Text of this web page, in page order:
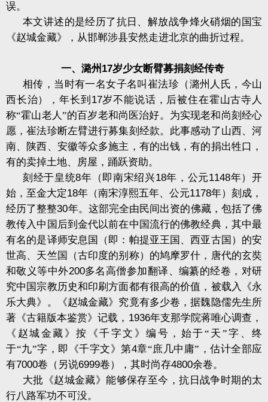
误。
本文讲述的是经历了抗日、解放战争烽火硝烟的国宝
《赵城金藏》，从邯郸涉县安然走进北京的曲折过程。
一、潞州 17岁少女断臂募捐刻经传奇
相传，当时有一名女子名叫崔法珍（潞州人氏，今山
西长治），年长到 17岁不能说话，后被住在霍山古寺人
称“霍山老人”的百岁老和尚医治好。为实现老和尚刻经心
愿，崔法珍断左臂进行募集刻经款。此事感动了山西、河
南、陕西、安徽等众多施主，有的出钱，有的捐出牲口，
有的卖掉土地、房屋，踊跃资助。
刻经于皇统8年（即南宋绍兴18年，公元1148年）开
始，至金大定18年（南宋淳熙五年、公元1178年）刻成，
经历了整整30年。这部完全由民间出资的佛藏，包括了佛
教传入中国后到金代以前在中国流行的佛教经典，其中最
有名的是译师安息国（即： 帕提亚王国、西亚古国 ）的安
世高、天竺国（古印度的别称）的鸠摩罗什，唐代的玄奘
和敬义等中外200多名高僧参加翻译、编纂的经卷，对研
究中国宗教历史和印刷方面都有很高的价值，被载入《永
乐大典》。《赵城金藏》究竟有多少卷，据魏隐儒先生所
著《古籍版本鉴赏》记载， 1936年支那学院蒋唯心调查，
《赵城金藏》按《千字文》编号，始于“天”字、终
于“九”字，即《千字文》第4章“庶几中庸”，估计全部应
有7000卷（另说6999卷），其时尚存4800余卷。
大批《赵城金藏》能够保存至今，抗日战争时期的太
行八路军功不可没。